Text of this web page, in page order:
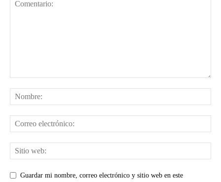
Guardar mi nombre, correo electrónico y sitio web en este